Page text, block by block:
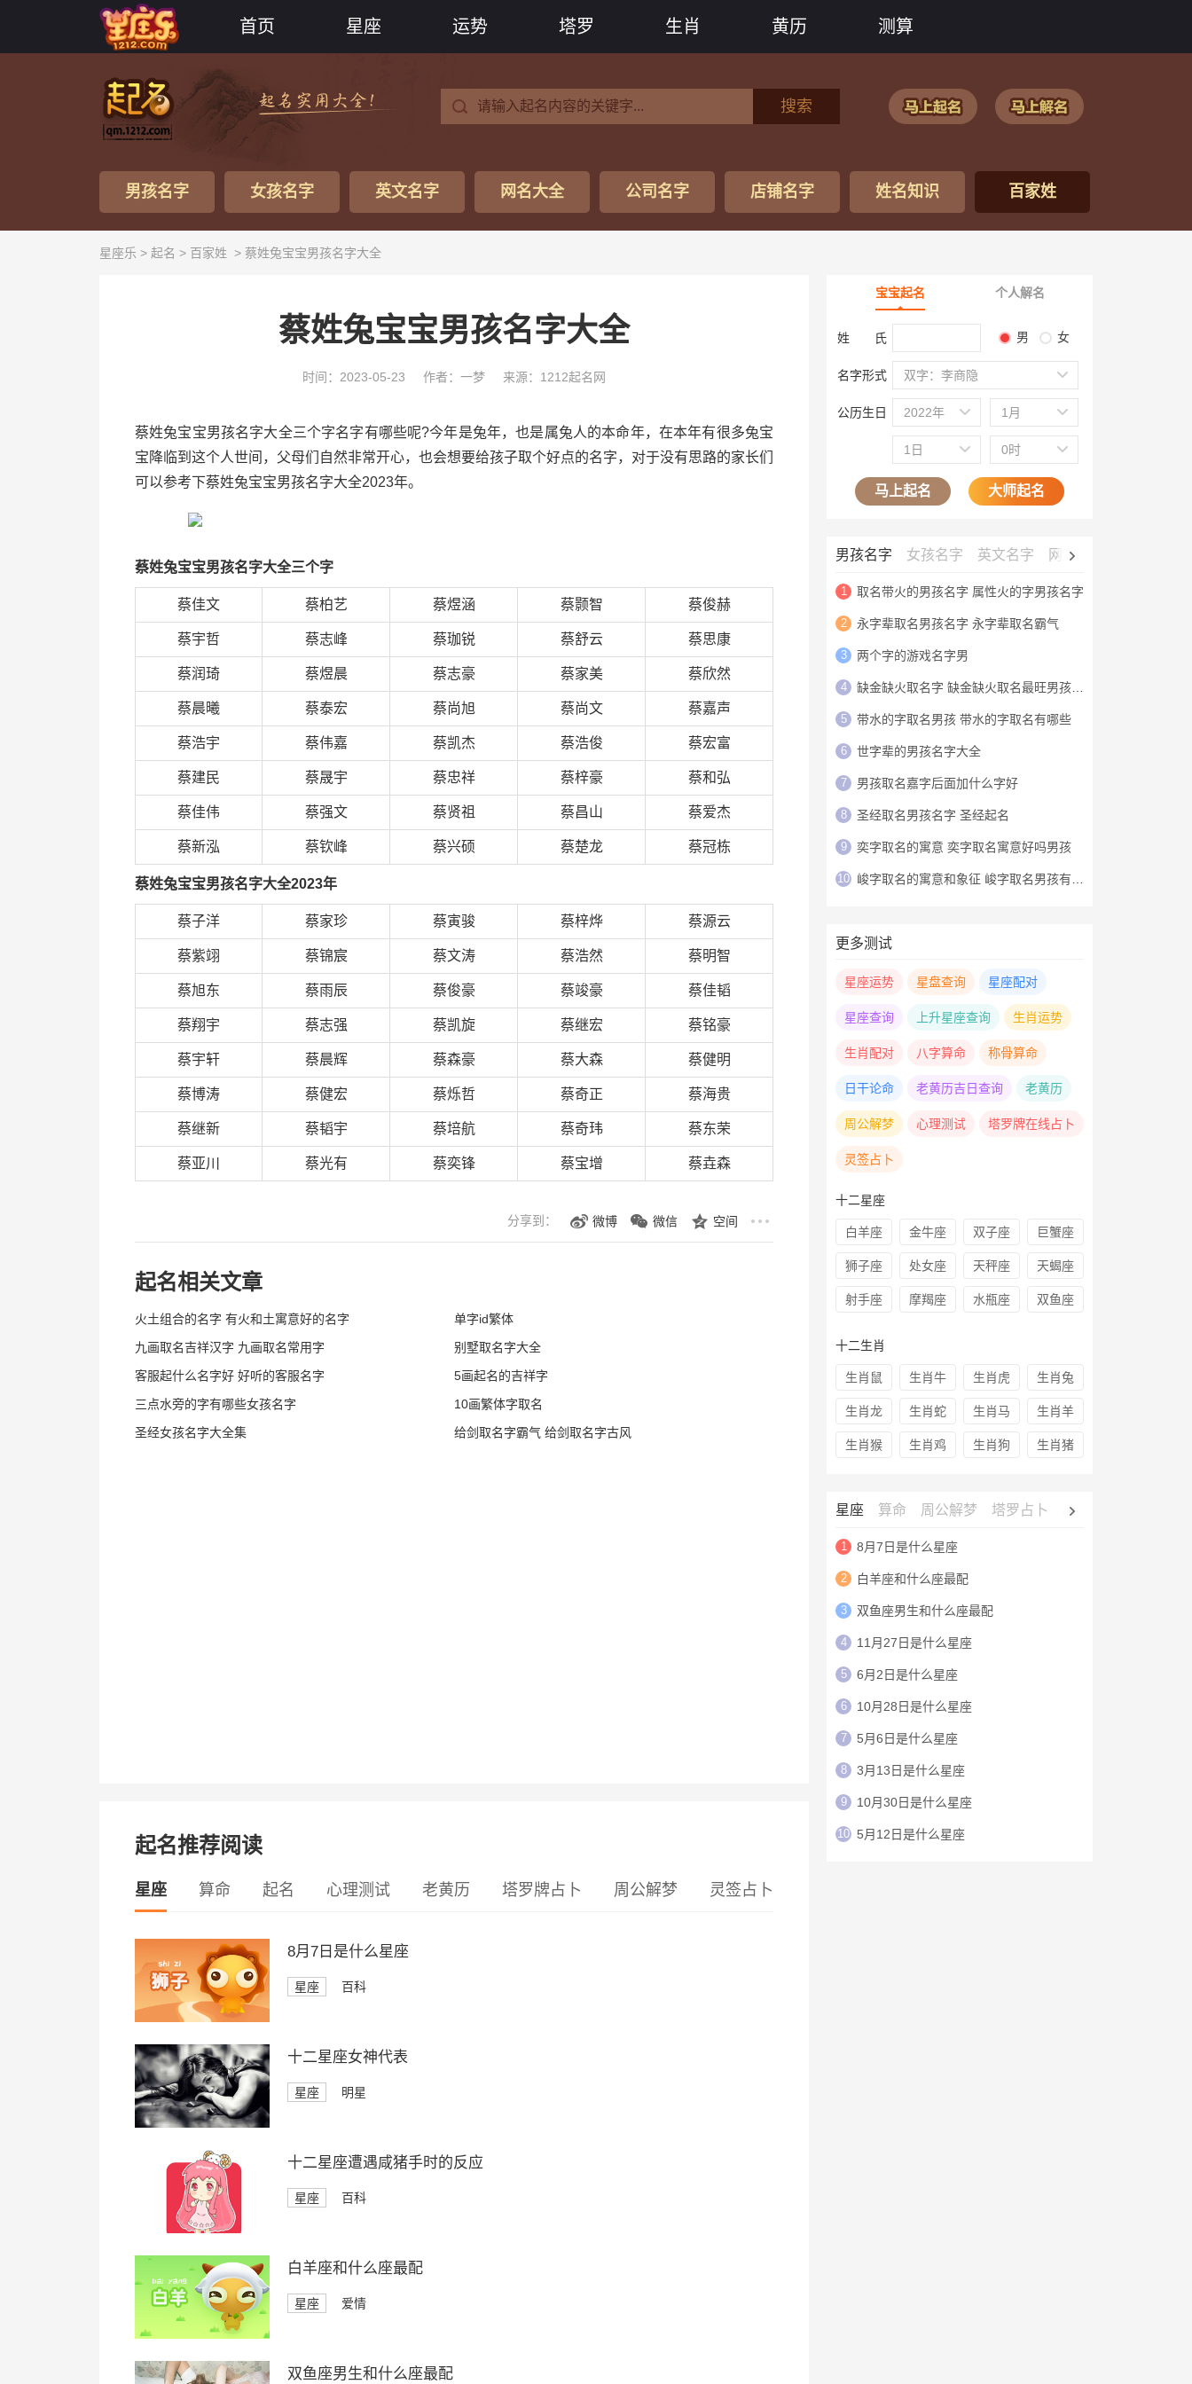
首页 星座 运势 塔罗 生肖 黄历 测算
搜索
男孩名字 女孩名字 英文名字 网名大全 公司名字 店铺名字 姓名知识 百家姓
星座乐 > 起名 > 百家姓 > 蔡姓兔宝宝男孩名字大全
蔡姓兔宝宝男孩名字大全
时间：2023-05-23 作者：一梦 来源：1212起名网
蔡姓兔宝宝男孩名字大全三个字名字有哪些呢?今年是兔年，也是属兔人的本命年，在本年有很多兔宝
宝降临到这个人世间，父母们自然非常开心，也会想要给孩子取个好点的名字，对于没有思路的家长们
可以参考下蔡姓兔宝宝男孩名字大全2023年。
蔡姓兔宝宝男孩名字大全三个字
蔡佳文 蔡柏艺 蔡煜涵 蔡颢智 蔡俊赫
蔡宇哲 蔡志峰 蔡珈锐 蔡舒云 蔡思康
蔡润琦 蔡煜晨 蔡志豪 蔡家美 蔡欣然
蔡晨曦 蔡泰宏 蔡尚旭 蔡尚文 蔡嘉声
蔡浩宇 蔡伟嘉 蔡凯杰 蔡浩俊 蔡宏富
蔡建民 蔡晟宇 蔡忠祥 蔡梓豪 蔡和弘
蔡佳伟 蔡强文 蔡贤祖 蔡昌山 蔡爱杰
蔡新泓 蔡钦峰 蔡兴硕 蔡楚龙 蔡冠栋
蔡姓兔宝宝男孩名字大全2023年
蔡子洋 蔡家珍 蔡寅骏 蔡梓烨 蔡源云
蔡紫翊 蔡锦宸 蔡文涛 蔡浩然 蔡明智
蔡旭东 蔡雨辰 蔡俊豪 蔡竣豪 蔡佳韬
蔡翔宇 蔡志强 蔡凯旋 蔡继宏 蔡铭豪
蔡宇轩 蔡晨辉 蔡森豪 蔡大森 蔡健明
蔡博涛 蔡健宏 蔡烁哲 蔡奇正 蔡海贵
蔡继新 蔡韬宇 蔡培航 蔡奇玮 蔡东荣
蔡亚川 蔡光有 蔡奕锋 蔡宝增 蔡垚森
分享到： 微博 微信 空间
起名相关文章
火土组合的名字 有火和土寓意好的名字
单字id繁体
九画取名吉祥汉字 九画取名常用字
别墅取名字大全
客服起什么名字好 好听的客服名字
5画起名的吉祥字
三点水旁的字有哪些女孩名字
10画繁体字取名
圣经女孩名字大全集
给剑取名字霸气 给剑取名字古风
起名推荐阅读
星座 算命 起名 心理测试 老黄历 塔罗牌占卜 周公解梦 灵签占卜
8月7日是什么星座
星座 百科
十二星座女神代表
星座 明星
十二星座遭遇咸猪手时的反应
星座 百科
白羊座和什么座最配
星座 爱情
双鱼座男生和什么座最配
宝宝起名 个人解名
姓 氏 男 女
名字形式 双字：李商隐
公历生日 2022年 1月
1日 0时
马上起名 大师起名
男孩名字 女孩名字 英文名字 网名大全
1 取名带火的男孩名字 属性火的字男孩名字
2 永字辈取名男孩名字 永字辈取名霸气
3 两个字的游戏名字男
4 缺金缺火取名字 缺金缺火取名最旺男孩名字
5 带水的字取名男孩 带水的字取名有哪些
6 世字辈的男孩名字大全
7 男孩取名嘉字后面加什么字好
8 圣经取名男孩名字 圣经起名
9 奕字取名的寓意 奕字取名寓意好吗男孩
10 峻字取名的寓意和象征 峻字取名男孩有寓意
更多测试
星座运势 星盘查询 星座配对
星座查询 上升星座查询 生肖运势
生肖配对 八字算命 称骨算命
日干论命 老黄历吉日查询 老黄历
周公解梦 心理测试 塔罗牌在线占卜
灵签占卜
十二星座
白羊座 金牛座 双子座 巨蟹座
狮子座 处女座 天秤座 天蝎座
射手座 摩羯座 水瓶座 双鱼座
十二生肖
生肖鼠 生肖牛 生肖虎 生肖兔
生肖龙 生肖蛇 生肖马 生肖羊
生肖猴 生肖鸡 生肖狗 生肖猪
星座 算命 周公解梦 塔罗占卜 心理测试
1 8月7日是什么星座
2 白羊座和什么座最配
3 双鱼座男生和什么座最配
4 11月27日是什么星座
5 6月2日是什么星座
6 10月28日是什么星座
7 5月6日是什么星座
8 3月13日是什么星座
9 10月30日是什么星座
10 5月12日是什么星座